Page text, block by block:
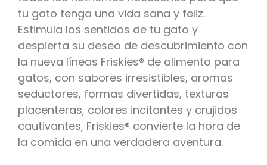
tu gato tenga una vida sana y feliz.
Estimula los sentidos de tu gato y
despierta su deseo de descubrimiento con
la nueva líneas Friskies® de alimento para
gatos, con sabores irresistibles, aromas
seductores, formas divertidas, texturas
placenteras, colores incitantes y crujidos
cautivantes, Friskies® convierte la hora de
la comida en una verdadera aventura.